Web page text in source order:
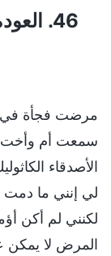
46. العودة إلى الحياة من حافة الموت
سمعت أم وأخت
الأصدقاء
لي إنني ما
لكنني لم أكن
المرض لا يمكن